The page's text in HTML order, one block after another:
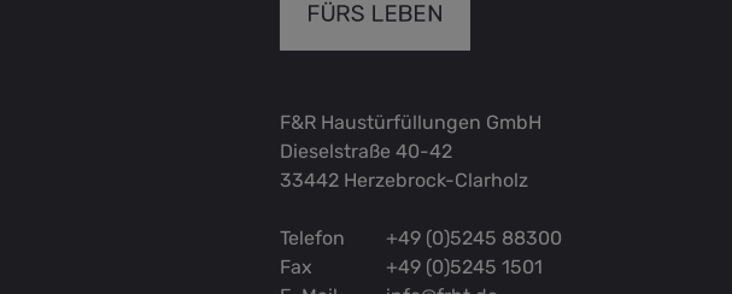
F&R Haustürfüllungen GmbH
Dieselstraße 40-42
33442 Herzebrock-Clarholz
Telefon
+49 (0)5245 88300
Fax
+49 (0)5245 1501